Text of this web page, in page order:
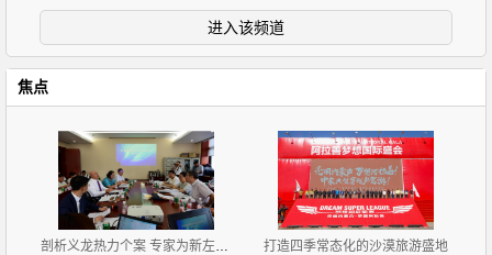
进入该频道
焦点
剖析义龙热力个案 专家为新左旗营商环境把脉问诊 打造四季常态化的沙漠旅游盛地